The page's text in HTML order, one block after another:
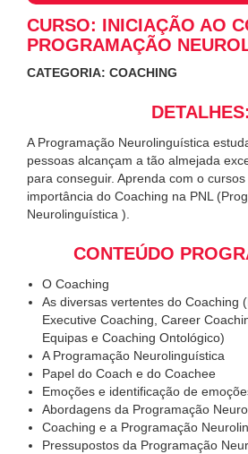
CURSO: INICIAÇÃO AO
PROGRAMAÇÃO
CATEGORIA: COACHING
DETALHES:
A Programação Neurolinguística
pessoas alcançam a tão almejada
para conseguir. Aprenda com o
importância do Coaching na PNL
Neurolinguística ).
CONTEÚDO
O Coaching
As diversas vertentes do Coaching
Executive Coaching, Career
Equipas e Coaching Ontológico)
A Programação Neurolinguística
Papel do Coach e do Coachee
Emoções e identificação de
Abordagens da Programação
Coaching e a Programação
Pressupostos da Programação